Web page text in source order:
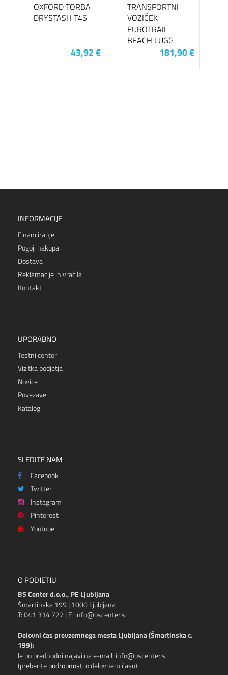
OXFORD TORBA
DRYSTASH T45
43,92 €
TRANSPORTNI
VOZIČEK
EUROTRAIL
BEACH LUGG
181,90 €
INFORMACIJE
Financiranje
Pogoji nakupa
Dostava
Reklamacije in vračila
Kontakt
UPORABNO
Testni center
Vizitka podjetja
Novice
Povezave
Katalogi
SLEDITE NAM
Facebook
Twitter
Instagram
Pinterest
Youtube
O PODJETJU
BS Center d.o.o., PE Ljubljana
Šmartinska 199 | 1000 Ljubljana
T: 041 334 727 | E: info@bscenter.si
Delovni čas prevzemnega mesta Ljubljana (Šmartinska c.
199):
le po predhodni najavi na e-mail: info@bscenter.si
(preberitepodrobnostio delovnem času)